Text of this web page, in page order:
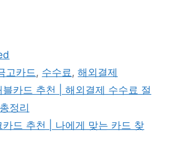
고카드, 수수료,해외결제
카드 추천 | 해외결제 수수료 절
정리
카드 추천 | 나에게 맞는 카드 찾